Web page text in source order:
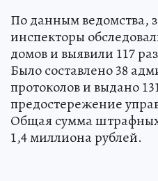
По данным
инспекторы
домов и выявили 117
Было составлено 38
протоколов и выдано
предостережение
Общая сумма
1,4 миллиона рублей.